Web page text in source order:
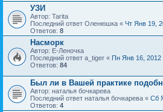
УЗИ
Автор: Tarita
Последний ответ Оленюшка « Чт Янв 19,
Ответов: 8
Насморк
Автор: Е-Леночка
Последний ответ a_tiger « Пн Янв 16, 2012
Ответов: 84
Был ли в Вашей практике
Автор: наталья бочкарева
Последний ответ наталья бочкарева « Сб
Ответов: 4